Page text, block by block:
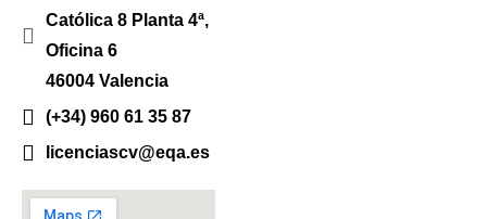
Católica 8 Planta 4ª,
Oficina 6
46004 Valencia
(+34) 960 61 35 87
licenciascv@eqa.es